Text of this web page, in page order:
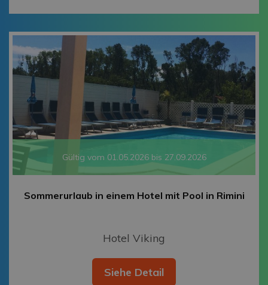
Gültig vom 01.05.2026 bis 27.09.2026
Sommerurlaub in einem Hotel mit Pool in Rimini
Hotel Viking
Siehe Detail